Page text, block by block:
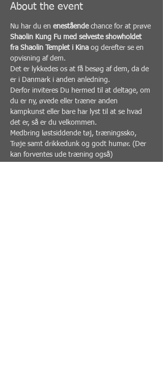
About the event
Nu har du en enestående chance for at prøve
Shaolin Kung Fu med selveste showholdet
fra Shaolin Templet i Kina og derefter se en
opvisning af dem.
Det er lykkedes os at få besøg af dem, da de
er i Danmark i anden anledning.
Derfor inviteres Du hermed til at deltage, om
du er ny, øvede eller træner anden
kampkunst eller bare har lyst til at se hvad
det er, så er du velkommen.
Medbring løstsiddende tøj, træningssko,
Trøje samt drikkedunk og godt humør. (Der
kan forventes ude træning også)